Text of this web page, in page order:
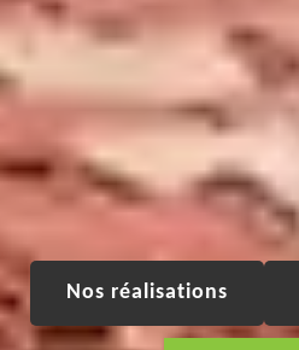
Nos réalisations